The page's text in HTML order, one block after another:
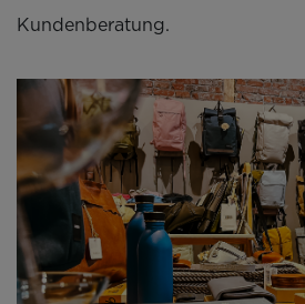
Kundenberatung.